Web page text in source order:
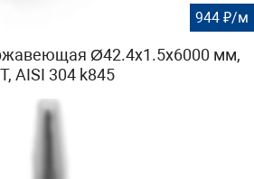
944 ₽/м
Ø42.4х1.5x6000 мм,
AISI 304 k845